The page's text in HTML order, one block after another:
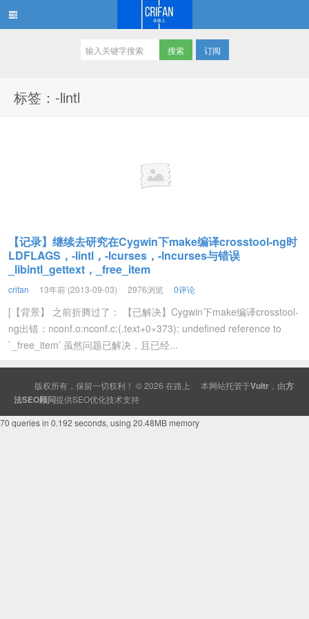
订阅
标签：-lintl
【记录】继续去研究在Cygwin下make编译crosstool-ng时
LDFLAGS，-lintl，-lcurses，-lncurses与错误
_libintl_gettext，_free_item
crifan 13年前 (2013-09-03) 2976浏览 0评论
[【背景】 之前折腾过了： 【已解决】Cygwin下make编译crosstool-
ng出错：nconf.o:nconf.c:(.text+0×373): undefined reference to
`_free_item’ 虽然问题已解决，且已经...
版权所有，保留一切权利！ © 2026 在路上 本网站托管于Vultr ，由方
法SEO顾问提供SEO优化技术支持
70 queries in 0.192 seconds, using 20.48MB memory